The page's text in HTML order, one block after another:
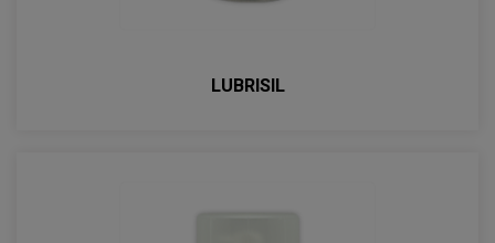
LUBRISIL